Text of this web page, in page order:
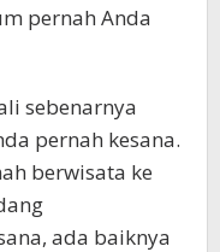
pernah Anda
sebenarnya
pernah kesana.
berwisata ke
ada baiknya